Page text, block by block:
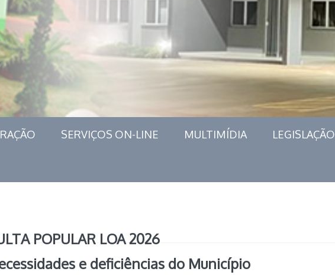
SERVIÇOS ON-LINE MULTIMÍDIA LEGISLAÇÃO
POPULAR LOA 2026
e deficiências do Município